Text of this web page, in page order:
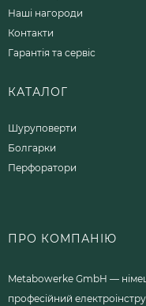
Наші нагороди
Контакти
Гарантія та сервіс
КАТАЛОГ
Шуруповерти
Болгарки
Перфоратори
ПРО КОМПАНІЮ
Metabowerke GmbH —
професійний